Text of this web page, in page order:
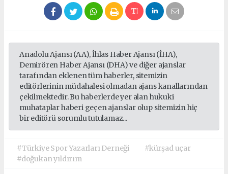
Anadolu Ajansı (AA), İhlas Haber Ajansı (İHA),
Demirören Haber Ajansı (DHA) ve diğer ajanslar
tarafından eklenen tüm haberler, sitemizin
editörlerinin müdahalesi olmadan ajans kanallarından
çekilmektedir. Bu haberlerde yer alan hukuki
muhataplar haberi geçen ajanslar olup sitemizin hiç
bir editörü sorumlu tutulamaz...
#Türkiye Spor Yazarları Derneği
#kürşad uçar
#doğukan yıldırım